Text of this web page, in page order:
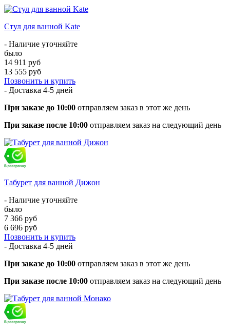
Стул для ванной Kate
- Наличие уточняйте
было
14 911 руб
13 555 руб
Позвонить и купить
- Доставка 4-5 дней
При заказе до 10:00 отправляем заказ в этот же день
При заказе после 10:00 отправляем заказ на следующий день
Табурет для ванной Дижон
- Наличие уточняйте
было
7 366 руб
6 696 руб
Позвонить и купить
- Доставка 4-5 дней
При заказе до 10:00 отправляем заказ в этот же день
При заказе после 10:00 отправляем заказ на следующий день